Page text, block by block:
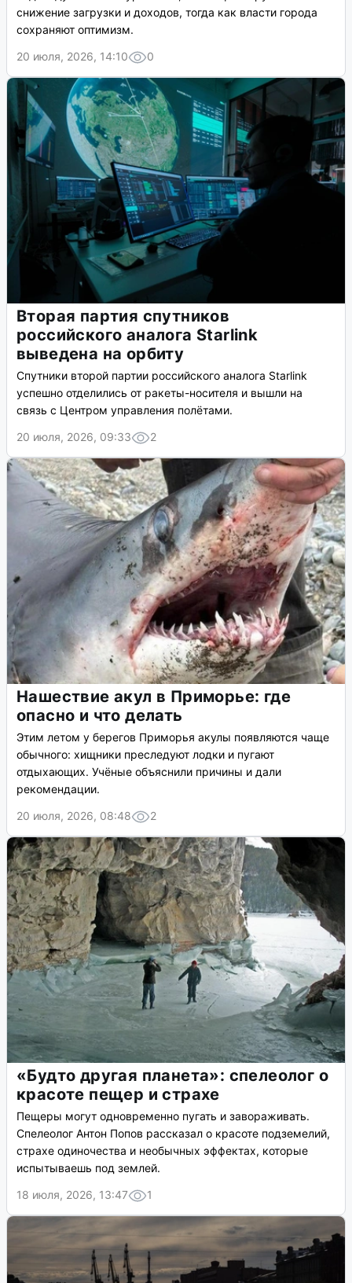
снижение загрузки и доходов, тогда как власти города
сохраняют оптимизм.
20 июля, 2026, 14:10
0
Вторая партия спутников
российского аналога Starlink
выведена на орбиту
Спутники второй партии российского аналога Starlink
успешно отделились от ракеты-носителя и вышли на
связь с Центром управления полётами.
20 июля, 2026, 09:33
2
Нашествие акул в Приморье: где
опасно и что делать
Этим летом у берегов Приморья акулы появляются чаще
обычного: хищники преследуют лодки и пугают
отдыхающих. Учёные объяснили причины и дали
рекомендации.
20 июля, 2026, 08:48
2
«Будто другая планета»: спелеолог о
красоте пещер и страхе
Пещеры могут одновременно пугать и завораживать.
Спелеолог Антон Попов рассказал о красоте подземелий,
страхе одиночества и необычных эффектах, которые
испытываешь под землей.
18 июля, 2026, 13:47
1